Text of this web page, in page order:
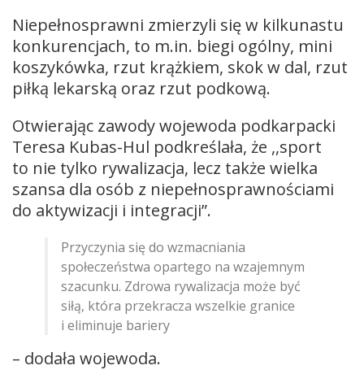
Niepełnosprawni zmierzyli się w kilkunastu
konkurencjach, to m.in. biegi ogólny, mini
koszykówka, rzut krążkiem, skok w dal, rzut
piłką lekarską oraz rzut podkową.
Otwierając zawody wojewoda podkarpacki
Teresa Kubas-Hul podkreślała, że ,,sport
to nie tylko rywalizacja, lecz także wielka
szansa dla osób z niepełnosprawnościami
do aktywizacji i integracji”.
Przyczynia się do wzmacniania
społeczeństwa opartego na wzajemnym
szacunku. Zdrowa rywalizacja może być
siłą, która przekracza wszelkie granice
i eliminuje bariery
– dodała wojewoda.